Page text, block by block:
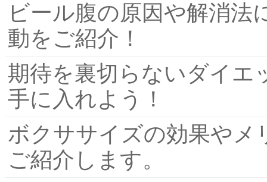
ビール腹の原因や解消法
動をご紹介！
期待を裏切らないダイエ
手に入れよう！
ボクササイズの効果やメ
ご紹介します。